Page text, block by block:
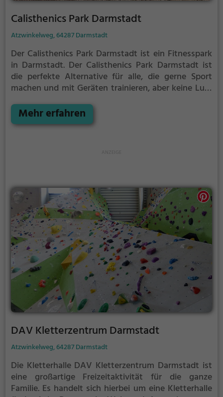
Calisthenics Park Darmstadt
Atzwinkelweg, 64287 Darmstadt
Der Calisthenics Park Darmstadt ist ein Fitnesspark
in Darmstadt. Der Calisthenics Park Darmstadt ist
die perfekte Alternative für alle, die gerne Sport
machen und mit Geräten trainieren, aber keine Lust
Mehr erfahren
DAV Kletterzentrum Darmstadt
Atzwinkelweg, 64287 Darmstadt
Die Kletterhalle DAV Kletterzentrum Darmstadt ist
eine großartige Freizeitaktivität für die ganze
Familie. Es handelt sich hierbei um eine Kletterhalle